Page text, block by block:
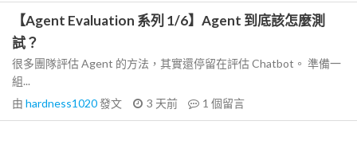
【Agent Evaluation 系列 1/6】Agent 到底該怎麼測
試？
很多團隊評估 Agent 的方法，其實還停留在評估 Chatbot。 準備一
組...
由 hardness1020發文 3 天前 1 個留言